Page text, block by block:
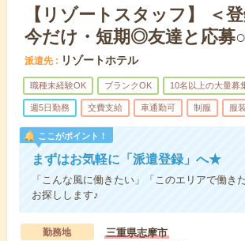
【リゾートスタッフ】 ＜
今だけ・短期◎友達と応募○
派遣先 リゾートホテル
職種未経験OK ブランクOK 10名以上の大量募
週5日勤務 交費支給 車通勤可 制服 服
ここがポイント！
まずはお気軽に「派遣登録」へ★
「こんな風に働きたい」「このエリアで働
お探しします♪
勤務地
三重県志摩市